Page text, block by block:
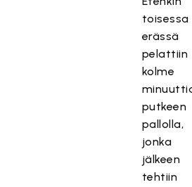
toisessa
erässä
pelattiin
kolme
putkeen
pallolla,
jonka
jälkeen
tehtiin